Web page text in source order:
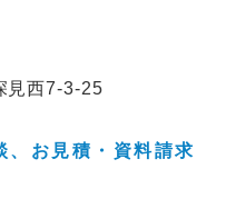
見西7-3-25
お見積・資料請求